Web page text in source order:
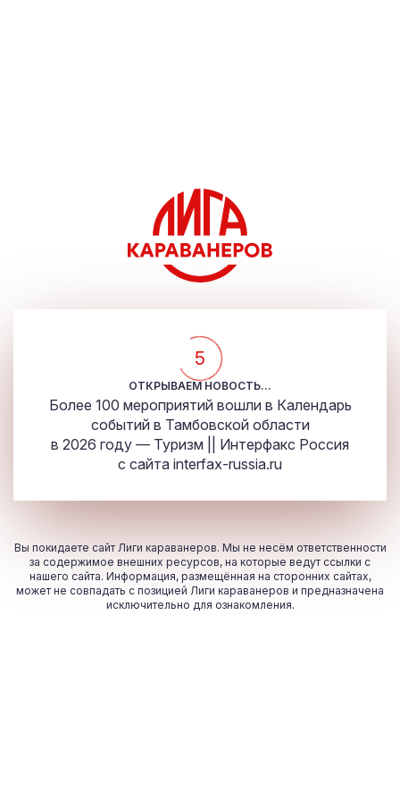
5
ОТКРЫВАЕМ НОВОСТЬ...
Более 100 мероприятий вошли в Календарь
событий в Тамбовской области
в 2026 году — Туризм || Интерфакс Россия
с сайта interfax-russia.ru
Вы покидаете сайт Лиги караванеров. Мы не несём ответственности
за содержимое внешних ресурсов, на которые ведут ссылки с
нашего сайта. Информация, размещённая на сторонних сайтах,
может не совпадать с позицией Лиги караванеров и предназначена
исключительно для ознакомления.